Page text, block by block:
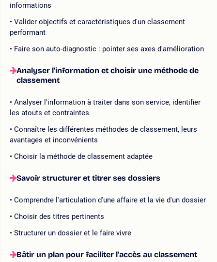
informations
Valider objectifs et caractéristiques d'un classement
performant
Faire son auto-diagnostic : pointer ses axes d'amélioration
Analyser l'information et choisir une méthode de
classement
Analyser l'information à traiter dans son service, identifier
les atouts et contraintes
Connaître les différentes méthodes de classement, leurs
avantages et inconvénients
Choisir la méthode de classement adaptée
Savoir structurer et titrer ses dossiers
Comprendre l'articulation d'une affaire et la vie d'un dossier
Choisir des titres pertinents
Structurer un dossier et le faire vivre
Bâtir un plan pour faciliter l'accès au classement